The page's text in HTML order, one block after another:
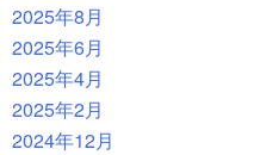
2025年8月
2025年6月
2025年4月
2025年2月
2024年12月